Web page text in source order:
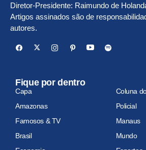
Diretor-Presidente: Raimundo de
Artigos assinados são de
autores.
Fique por dentro
Capa
Coluna
Amazonas
Policial
Famosos & TV
Manaus
Brasil
Mundo